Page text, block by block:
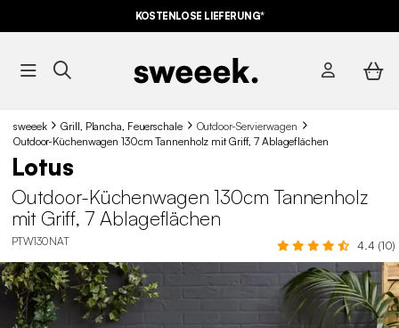
KOSTENLOSE LIEFERUNG*
sweeek Grill, Plancha, Feuerschale
Outdoor-Servierwagen
Outdoor-Küchenwagen 130cm Tannenholz mit Griff, 7 Ablageflächen
Lotus
Outdoor-Küchenwagen 130cm Tannenholz
mit Griff, 7 Ablageflächen
PTW130NAT 4.4 (10)